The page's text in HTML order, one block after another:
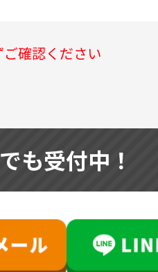
確認ください
も受付中！